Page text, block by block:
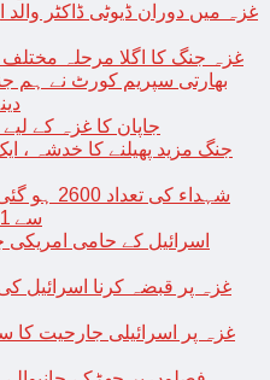
غزہ میں دوران ڈیوٹی ڈاکٹر والد
غزہ جنگ کا اگلا مرحلہ
بھارتی سپریم کورٹ نے ہم
جاپان کا غزہ کے لیے 10 ملین ڈالر امداد کا اعلان
جنگ مزید پھیلنے کا خدشہ ،
شہداء کی
سے 11 لاکھ فلسطینیوں کا انخلاء
غزہ پر قبضہ کرنا اسرائیل